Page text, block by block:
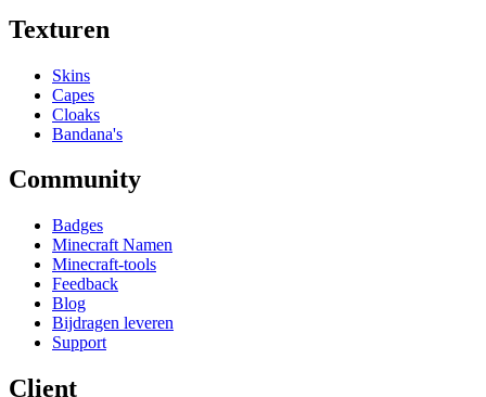
Texturen
Skins
Capes
Cloaks
Bandana's
Community
Badges
Minecraft Namen
Minecraft-tools
Feedback
Blog
Bijdragen leveren
Support
Client